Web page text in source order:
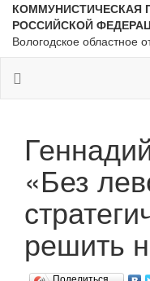
КОММУНИСТИЧЕСКАЯ
РОССИЙСКОЙ
Вологодское областное
«Без
решить